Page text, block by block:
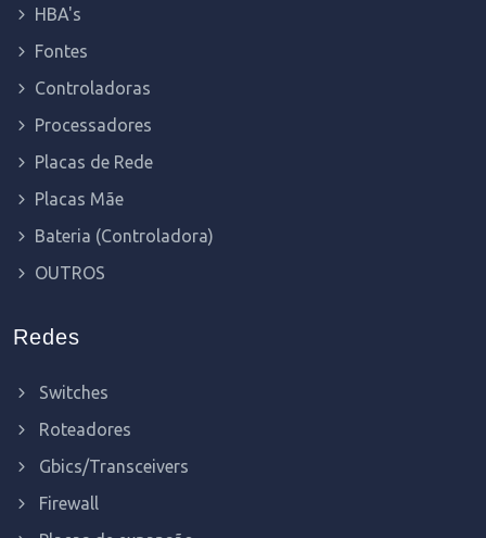
HBA's
Fontes
Controladoras
Processadores
Placas de Rede
Placas Mãe
Bateria (Controladora)
OUTROS
Redes
Switches
Roteadores
Gbics/Transceivers
Firewall